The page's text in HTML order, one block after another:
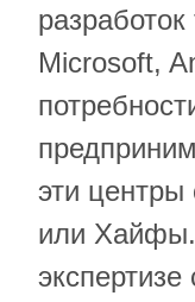
Microsoft,
эти центры
или Хайфы.